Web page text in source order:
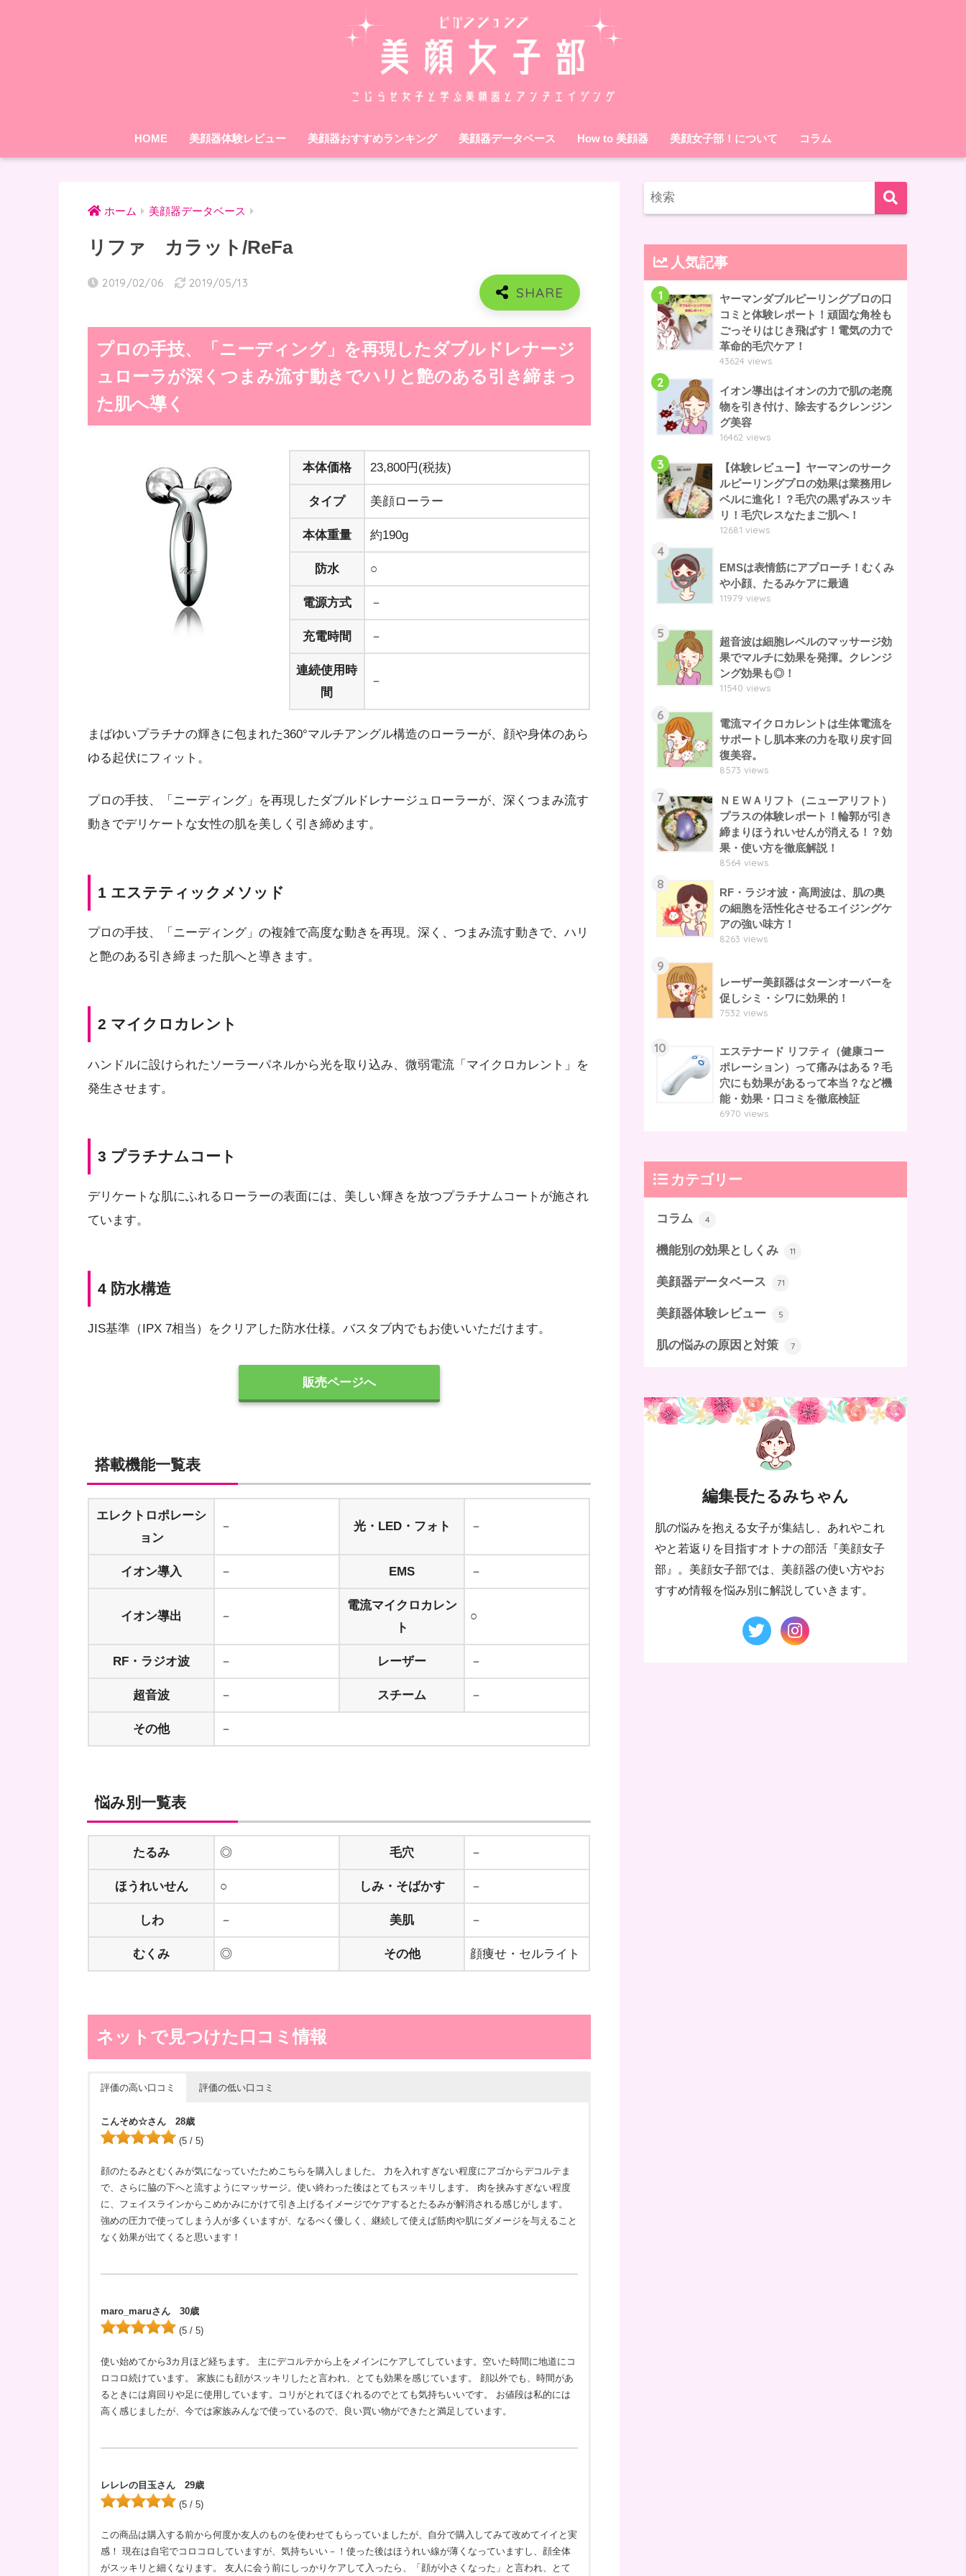
HOME 美顔器体験レビュー 美顔器おすすめランキング 美顔器データベース How to 美顔器 美顔女子部！について コラム
ホーム 美顔器データベース
リファ カラット/ReFa
2019/02/06 2019/05/13
プロの手技、「ニーディング」を再現したダブルドレナージ
ュローラが深くつまみ流す動きでハリと艶のある引き締まっ
た肌へ導く
本体価格 23,800円(税抜)
タイプ 美顔ローラー
本体重量 約190g
防水 ○
電源方式 －
充電時間 －
連続使用時
間
－
まばゆいプラチナの輝きに包まれた360°マルチアングル構造のローラーが、顔や身体のあら
ゆる起伏にフィット。
プロの手技、「ニーディング」を再現したダブルドレナージュローラーが、深くつまみ流す
動きでデリケートな女性の肌を美しく引き締めます。
1 エステティックメソッド
プロの手技、「ニーディング」の複雑で高度な動きを再現。深く、つまみ流す動きで、ハリ
と艶のある引き締まった肌へと導きます。
2 マイクロカレント
ハンドルに設けられたソーラーパネルから光を取り込み、微弱電流「マイクロカレント」を
発生させます。
3 プラチナムコート
デリケートな肌にふれるローラーの表面には、美しい輝きを放つプラチナムコートが施され
ています。
4 防水構造
JIS基準（IPX 7相当）をクリアした防水仕様。バスタブ内でもお使いいただけます。
販売ページへ
搭載機能一覧表
エレクトロポレーシ
ョン
－ 光・LED・フォト －
イオン導入 － EMS －
イオン導出 －
電流マイクロカレン
ト
○
RF・ラジオ波 － レーザー －
超音波 － スチーム －
その他 －
悩み別一覧表
たるみ ◎ 毛穴 －
ほうれいせん ○ しみ・そばかす －
しわ － 美肌 －
むくみ ◎ その他 顔痩せ・セルライト
ネットで見つけた口コミ情報
評価の高い口コミ 評価の低い口コミ
こんそめ☆さん 28歳
(5 / 5)
顔のたるみとむくみが気になっていたためこちらを購入しました。 力を入れすぎない程度にアゴからデコルテま
で、さらに脇の下へと流すようにマッサージ。使い終わった後はとてもスッキリします。 肉を挟みすぎない程度
に、フェイスラインからこめかみにかけて引き上げるイメージでケアするとたるみが解消される感じがします。
強めの圧力で使ってしまう人が多くいますが、なるべく優しく、継続して使えば筋肉や肌にダメージを与えること
なく効果が出てくると思います！
maro_maruさん 30歳
(5 / 5)
使い始めてから3カ月ほど経ちます。 主にデコルテから上をメインにケアしてしています。空いた時間に地道にコ
ロコロ続けています。 家族にも顔がスッキリしたと言われ、とても効果を感じています。 顔以外でも、時間があ
るときには肩回りや足に使用しています。コリがとれてほぐれるのでとても気持ちいいです。 お値段は私的には
高く感じましたが、今では家族みんなで使っているので、良い買い物ができたと満足しています。
レレレの目玉さん 29歳
(5 / 5)
この商品は購入する前から何度か友人のものを使わせてもらっていましたが、自分で購入してみて改めてイイと実
感！ 現在は自宅でコロコロしていますが、気持ちいい－！使った後はほうれい線が薄くなっていますし、顔全体
がスッキリと細くなります。 友人に会う前にしっかりケアして入ったら、「顔が小さくなった」と言われ、とて
人気記事
1
ヤーマンダブルピーリングプロの口
コミと体験レポート！頑固な角栓も
ごっそりはじき飛ばす！電気の力で
革命的毛穴ケア！
43624 views
2
イオン導出はイオンの力で肌の老廃
物を引き付け、除去するクレンジン
グ美容
16462 views
3
【体験レビュー】ヤーマンのサーク
ルピーリングプロの効果は業務用レ
ベルに進化！？毛穴の黒ずみスッキ
リ！毛穴レスなたまご肌へ！
12681 views
4
EMSは表情筋にアプローチ！むくみ
や小顔、たるみケアに最適
11979 views
5
超音波は細胞レベルのマッサージ効
果でマルチに効果を発揮。クレンジ
ング効果も◎！
11540 views
6
電流マイクロカレントは生体電流を
サポートし肌本来の力を取り戻す回
復美容。
8573 views
7
ＮＥＷＡリフト（ニューアリフト）
プラスの体験レポート！輪郭が引き
締まりほうれいせんが消える！？効
果・使い方を徹底解説！
8564 views
8
RF・ラジオ波・高周波は、肌の奥
の細胞を活性化させるエイジングケ
アの強い味方！
8263 views
9
レーザー美顔器はターンオーバーを
促しシミ・シワに効果的！
7532 views
10
エステナード リフティ（健康コー
ポレーション）って痛みはある？毛
穴にも効果があるって本当？など機
能・効果・口コミを徹底検証
6970 views
カテゴリー
コラム 4
機能別の効果としくみ 11
美顔器データベース 71
美顔器体験レビュー 5
肌の悩みの原因と対策 7
編集長たるみちゃん
肌の悩みを抱える女子が集結し、あれやこれ
やと若返りを目指すオトナの部活『美顔女子
部』。美顔女子部では、美顔器の使い方やお
すすめ情報を悩み別に解説していきます。